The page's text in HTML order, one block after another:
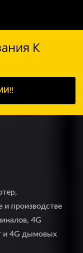
К
и производстве
4G
и 4G дымовых